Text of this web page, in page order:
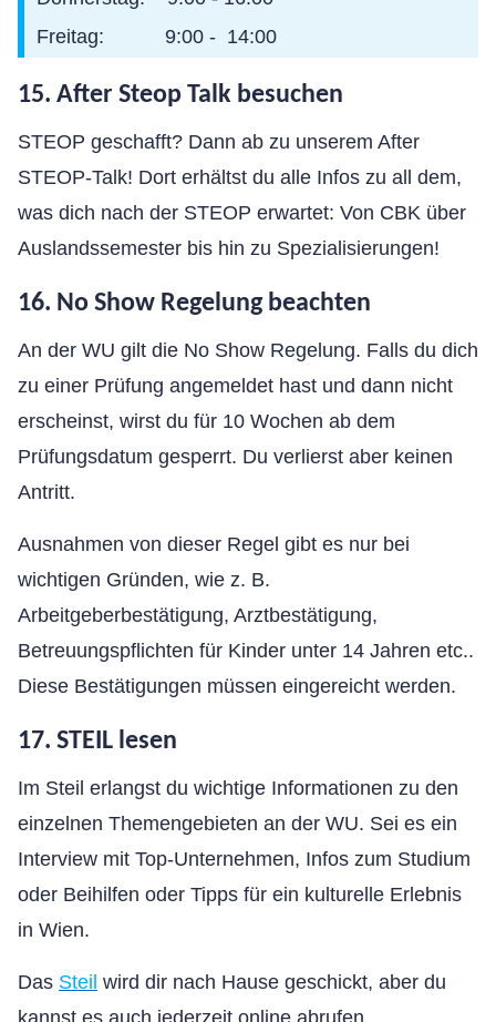
Freitag: 9:00 - 14:00
15. After Steop Talk besuchen
STEOP geschafft? Dann ab zu unserem After
STEOP-Talk! Dort erhältst du alle Infos zu all dem,
was dich nach der STEOP erwartet: Von CBK über
Auslandssemester bis hin zu Spezialisierungen!
16. No Show Regelung beachten
An der WU gilt die No Show Regelung. Falls du dich
zu einer Prüfung angemeldet hast und dann nicht
erscheinst, wirst du für 10 Wochen ab dem
Prüfungsdatum gesperrt. Du verlierst aber keinen
Antritt.
Ausnahmen von dieser Regel gibt es nur bei
wichtigen Gründen, wie z. B.
Arbeitgeberbestätigung, Arztbestätigung,
Betreuungspflichten für Kinder unter 14 Jahren etc..
Diese Bestätigungen müssen eingereicht werden.
17. STEIL lesen
Im Steil erlangst du wichtige Informationen zu den
einzelnen Themengebieten an der WU. Sei es ein
Interview mit Top-Unternehmen, Infos zum Studium
oder Beihilfen oder Tipps für ein kulturelle Erlebnis
in Wien.
Das Steil wird dir nach Hause geschickt, aber du
kannst es auch jederzeit online abrufen.